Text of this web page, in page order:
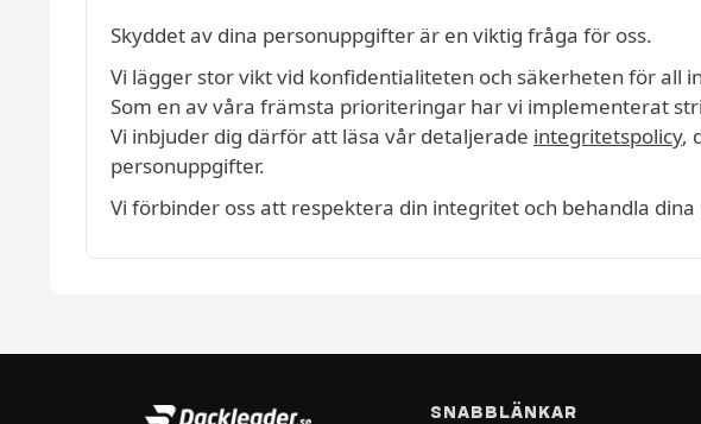
Skyddet av dina personuppgifter är en viktig fråga för oss.
Vi lägger stor vikt vid konfidentialiteten och säkerheten för all
Som en av våra främsta prioriteringar har vi implementerat
Vi inbjuder dig därför att läsa vår detaljerade integritetspolicy,
personuppgifter.
Vi förbinder oss att respektera din integritet och behandla
SNABBLÄNKAR